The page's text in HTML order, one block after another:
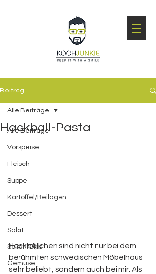
Beitrag
Alle Beiträge
Vorspeise
Fleisch
Suppe
Kartoffel/Beilagen
Dessert
Salat
Soßen/Dips
Gemüse
Alle Beiträge
Hackball-Pasta
Hackbällchen sind nicht nur bei dem
berühmten schwedischen Möbelhaus
sehr beliebt, sondern auch bei mir. Als